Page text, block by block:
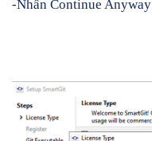
-Nhấn Continue Anyway